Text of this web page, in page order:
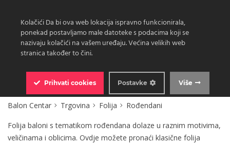
Balon Centar Trgovina Folija Rođendani
Folija baloni s tematikom rođendana dolaze u raznim motivima,
veličinama i oblicima. Ovdje možete pronaći klasične folija
Kolačići Da bi ova web lokacija ispravno funkcionirala,
ponekad postavljamo male datoteke s podacima koji se
nazivaju kolačići na vašem uređaju. Većina velikih web
stranica također to čini.
Prihvati cookies Više
Postavke